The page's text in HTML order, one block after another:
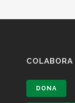
COLABORA
DONA